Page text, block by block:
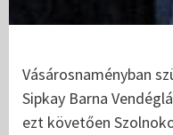
Vásárosnaményban
Sipkay Barna
ezt követően